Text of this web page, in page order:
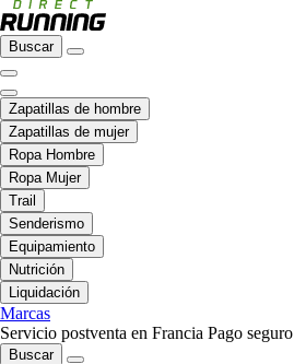
Buscar
Zapatillas de hombre
Zapatillas de mujer
Ropa Hombre
Ropa Mujer
Trail
Senderismo
Equipamiento
Nutrición
Liquidación
Marcas
Servicio postventa en Francia Pago seguro
Buscar